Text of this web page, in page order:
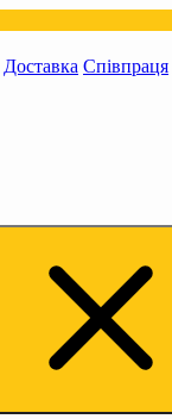
Доставка Співпраця